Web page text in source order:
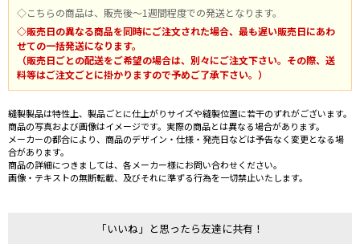
◇こちらの商品は、販売後～1週間程度での発送となります。
◇販売日の異なる商品を同時にご注文された場合、最も遅い販売日にあわ
せての一括発送になります。
（販売日ごとの配送をご希望の場合は、別々にご注文下さい。その際、送
料等はご注文ごとに掛かりますので予めご了承下さい。）
縫製製品は特性上、製品ごとに仕上がりサイズや縫製位置に若干のずれがございます。
商品の写真および画像はイメージです。実際の商品とは異なる場合があります。
メーカーの都合により、商品のデザイン・仕様・発売日などは予告なく変更となる場
合があります。
商品の詳細につきましては、各メーカー様にお問い合わせください。
画像・テキストの無断転載、及びそれに準ずる行為を一切禁止いたします。
「いいね」と思ったら友達に共有！